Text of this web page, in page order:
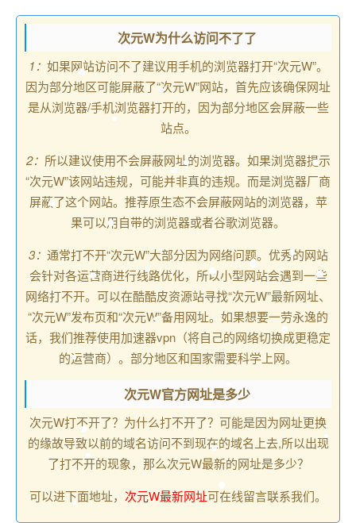
次元W为什么访问不了了
1： 如果网站访问不了建议用手机的浏览器打开“次元W”。
因为部分地区可能屏蔽了“次元W”网站，首先应该确保网址
是从浏览器/手机浏览器打开的，因为部分地区会屏蔽一些
站点。
2： 所以建议使用不会屏蔽网址的浏览器。如果浏览器提示
“次元W”该网站违规，可能并非真的违规。而是浏览器厂商
屏蔽了这个网站。推荐原生态不会屏蔽网站的浏览器，苹
果可以用自带的浏览器或者谷歌浏览器。
3： 通常打不开“次元W”大部分因为网络问题。优秀的网站
会针对各运营商进行线路优化，所以小型网站会遇到一些
网络打不开。可以在酷酷皮资源站寻找“次元W”最新网址、
“次元W”发布页和“次元W”备用网址。如果想要一劳永逸的
话，我们推荐使用加速器vpn（将自己的网络切换成更稳定
的运营商）。部分地区和国家需要科学上网。
次元W官方网址是多少
次元W打不开了？为什么打不开了？可能是因为网址更换
的缘故导致以前的域名访问不到现在的域名上去,所以出现
了打不开的现象，那么次元W最新的网址是多少？
可以进下面地址， 次元W最新网址可在线留言联系我们。